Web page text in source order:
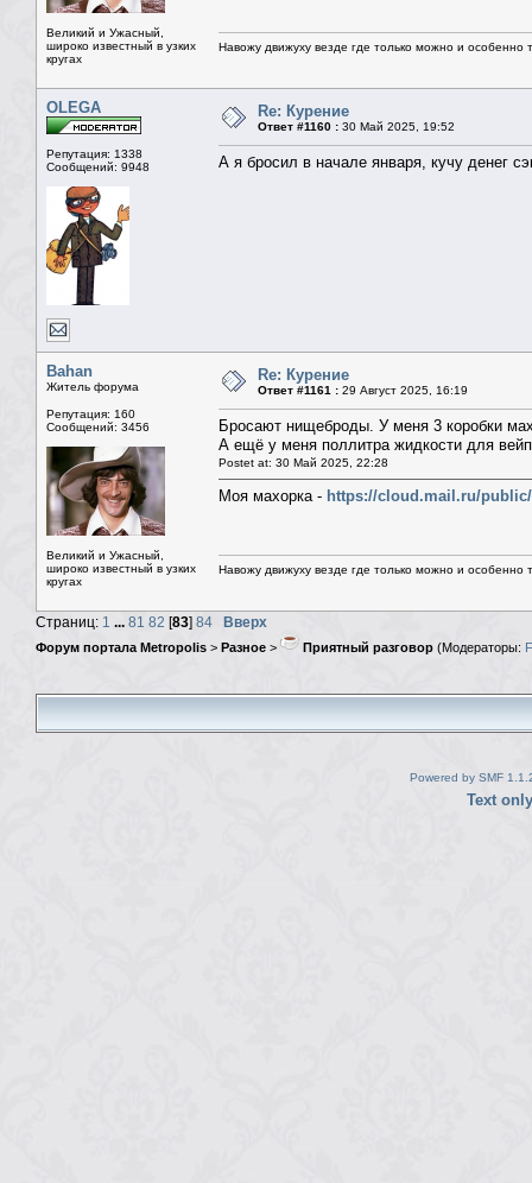
Великий и Ужасный,
широко известный в узких
кругах
Навожу движуху везде где только можно и особенно
OLEGA
Репутация: 1338
Сообщений: 9948
Re: Курение
Ответ #1160 : 30 Май 2025, 19:52
А я бросил в начале января, кучу денег
Bahan
Житель форума
Репутация: 160
Сообщений: 3456
Великий и Ужасный,
широко известный в узких
кругах
Re: Курение
Ответ #1161 : 29 Август 2025, 16:19
Бросают нищеброды. У меня 3 коробки
А ещё у меня поллитра жидкости для
Postet at: 30 Май 2025, 22:28
Моя махорка - https://cloud.mail.ru/
Навожу движуху везде где только можно и особенно
Страниц: 1 ... 81 82 [83] 84 Вверх
Форум портала Metropolis > Разное > Приятный разговор (Модераторы:
Powered by SMF
Text